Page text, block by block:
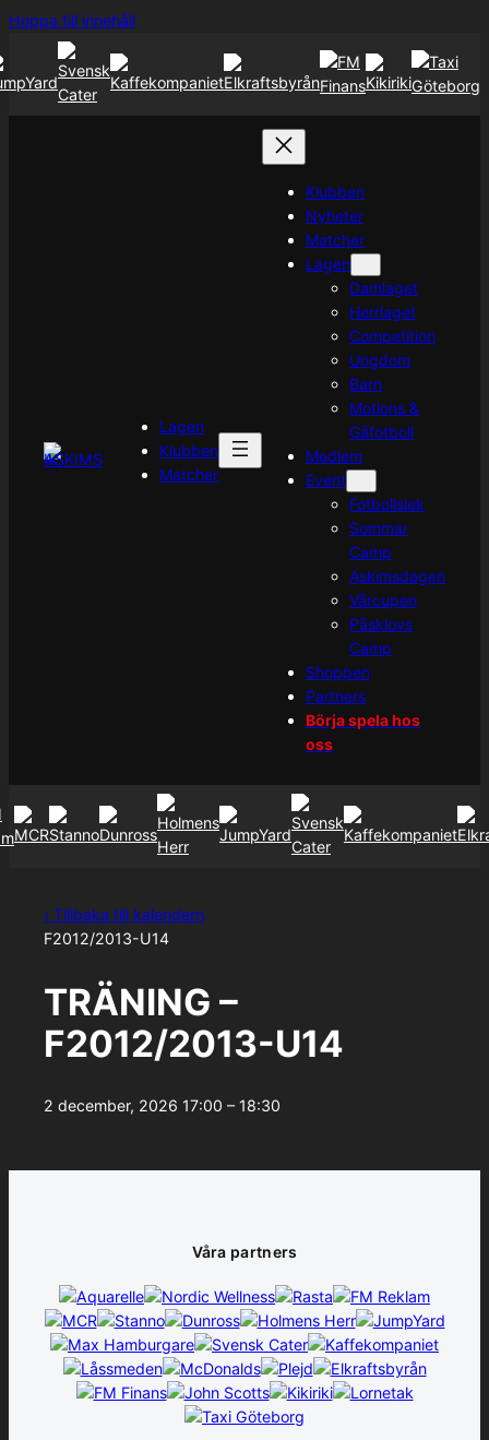
Hoppa till innehållHoppa
Lagen
Klubben
Matcher
Klubben
Nyheter
Matcher
Lagen
Damlaget
Herrlaget
Competition
Ungdom
Barn
Motions &
Gåfotboll
Medlem
Event
Fotbollslek
Sommar
Camp
Askimsdagen
Vårcupen
Påsklovs
Camp
Shoppen
Partners
Börja spela hos
oss
‹ Tillbaka till kalendern
F2012/2013-U14
TRÄNING –
F2012/2013-U14
2 december, 2026 17:00 – 18:30
Våra partners